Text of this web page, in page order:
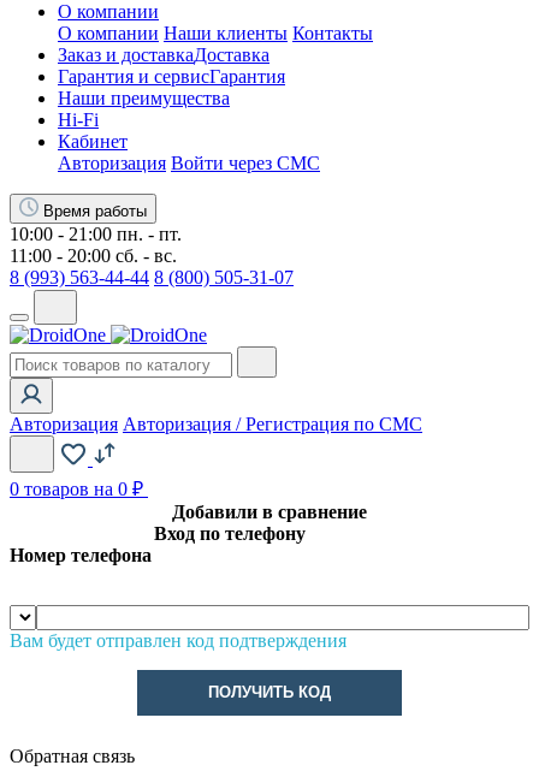
О компании
О компании Наши клиенты Контакты
Заказ и доставкаДоставка
Гарантия и сервисГарантия
Наши преимущества
Hi-Fi
Кабинет
Авторизация Войти через СМС
Время работы
10:00 - 21:00 пн. - пт.
11:00 - 20:00 сб. - вс.
8 (993) 563-44-44 8 (800) 505-31-07
Авторизация Авторизация / Регистрация по СМС
0 товаров на 0 ₽
Добавили в сравнение
Вход по телефону
Номер телефона
Вам будет отправлен код подтверждения
ПОЛУЧИТЬ КОД
Обратная связь